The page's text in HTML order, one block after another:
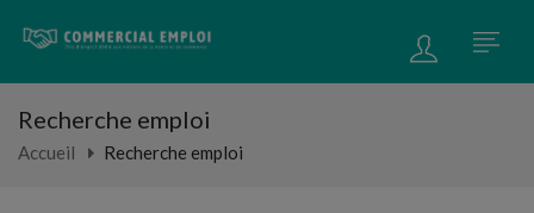
Recherche emploi
Accueil Recherche emploi